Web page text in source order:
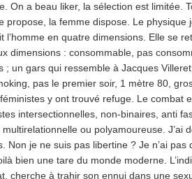
On a beau liker, la sélection est limitée.
propose, la femme dispose. Le
l’homme en quatre dimensions. Elle se
dimensions : consommable, pas
; un gars qui ressemble à Jacques
pas le premier soir, 1 mètre 80,
y ont trouvé refuge. Le combat
intersectionnelles, non-binaires, anti
ou polyamoureuse. J’ai
Non je ne suis pas libertine ? Je n’ai
bien une tare du monde moderne.
cherche à trahir son ennui dans une